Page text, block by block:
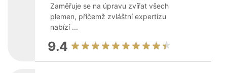
Zaměřuje se na úpravu zvířat všech
plemen, přičemž zvláštní expertízu
nabízí ...
9.4